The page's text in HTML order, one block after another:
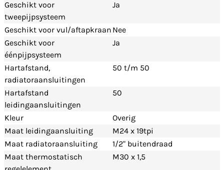
Geschikt voor
tweepijpsysteem
Ja
Geschikt voor vul/aftapkraan Nee
Geschikt voor
éénpijpsysteem
Ja
Hartafstand,
radiatoraansluitingen
50 t/m 50
Hartafstand
leidingaansluitingen
50
Kleur
Overig
Maat leidingaansluiting
M24 x 19tpi
Maat radiatoraansluiting
1/2" buitendraad
Maat thermostatisch
M30 x 1,5